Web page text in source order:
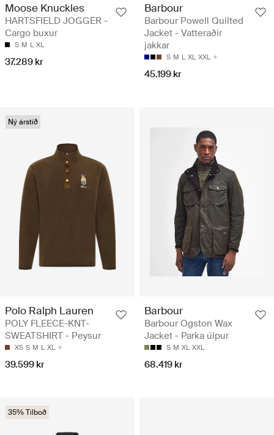
Moose Knuckles
HARTSFIELD JOGGER -
Cargo buxur
S M L XL
37.289 kr
Barbour
Barbour Powell Quilted
Jacket - Vatteraðir
jakkar
S M L XL XXL
45.199 kr
Ný árstíð
Polo Ralph Lauren
POLY FLEECE-KNT-
SWEATSHIRT - Peysur
XS S M L XL
39.599 kr
Barbour
Barbour Ogston Wax
Jacket - Parka úlpur
S M XL XXL
68.419 kr
35% Tilboð